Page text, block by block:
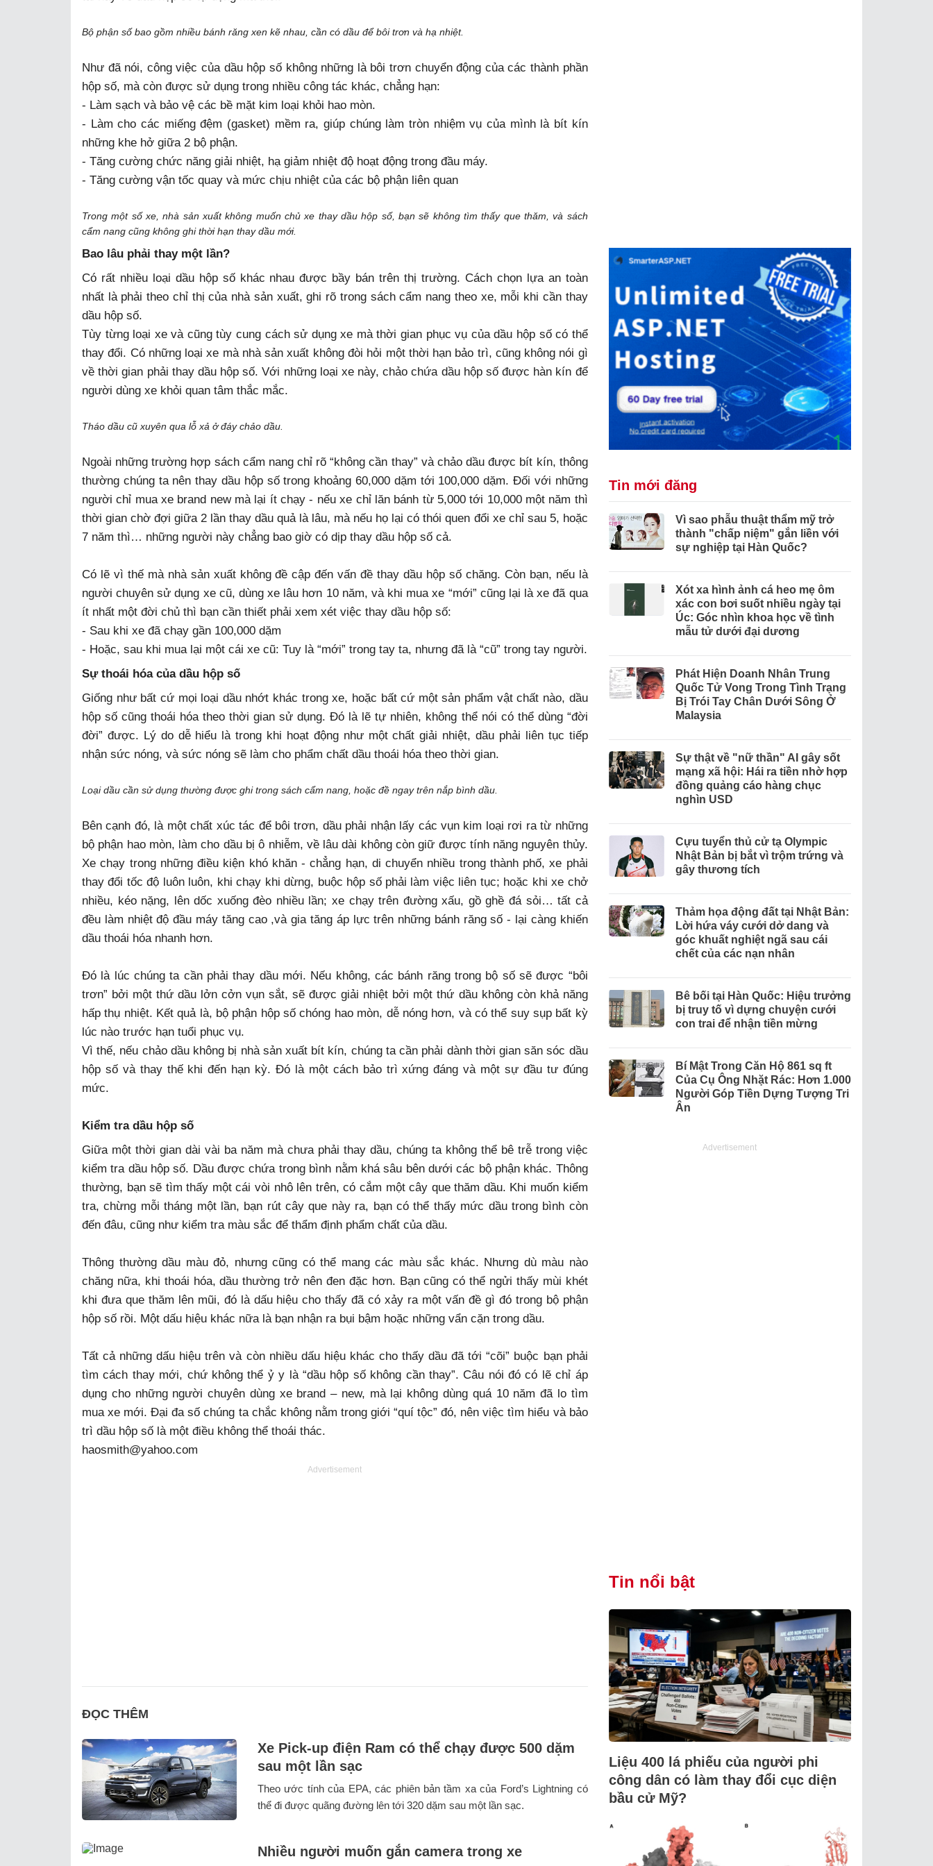
Bộ phận số bao gồm nhiều bánh răng xen kẽ nhau, cần có dầu để bôi trơn và hạ nhiệt.
Như đã nói, công việc của dầu hộp số không những là bôi trơn chuyển động của các thành phần
hộp số, mà còn được sử dụng trong nhiều công tác khác, chẳng hạn:
- Làm sạch và bảo vệ các bề mặt kim loại khỏi hao mòn.
- Làm cho các miếng đệm (gasket) mềm ra, giúp chúng làm tròn nhiệm vụ của mình là bít kín
những khe hở giữa 2 bộ phận.
- Tăng cường chức năng giải nhiệt, hạ giảm nhiệt độ hoạt động trong đầu máy.
- Tăng cường vận tốc quay và mức chịu nhiệt của các bộ phận liên quan
Trong một số xe, nhà sản xuất không muốn chủ xe thay dầu hộp số, bạn sẽ không tìm thấy que thăm, và sách
cẩm nang cũng không ghi thời hạn thay dầu mới.
Bao lâu phải thay một lần?
Có rất nhiều loại dầu hộp số khác nhau được bầy bán trên thị trường. Cách chọn lựa an toàn
nhất là phải theo chỉ thị của nhà sản xuất, ghi rõ trong sách cẩm nang theo xe, mỗi khi cần thay
dầu hộp số.
Tùy từng loại xe và cũng tùy cung cách sử dụng xe mà thời gian phục vụ của dầu hộp số có thể
thay đổi. Có những loại xe mà nhà sản xuất không đòi hỏi một thời hạn bảo trì, cũng không nói gì
về thời gian phải thay dầu hộp số. Với những loại xe này, chảo chứa dầu hộp số được hàn kín để
người dùng xe khỏi quan tâm thắc mắc.
Tháo dầu cũ xuyên qua lỗ xả ở đáy chảo dầu.
Ngoài những trường hợp sách cẩm nang chỉ rõ “không cần thay” và chảo dầu được bít kín, thông
thường chúng ta nên thay dầu hộp số trong khoảng 60,000 dặm tới 100,000 dặm. Đối với những
người chỉ mua xe brand new mà lại ít chạy - nếu xe chỉ lăn bánh từ 5,000 tới 10,000 một năm thì
thời gian chờ đợi giữa 2 lần thay dầu quả là lâu, mà nếu họ lại có thói quen đổi xe chỉ sau 5, hoặc
7 năm thì… những người này chẳng bao giờ có dịp thay dầu hộp số cả.
Có lẽ vì thế mà nhà sản xuất không đề cập đến vấn đề thay dầu hộp số chăng. Còn bạn, nếu là
người chuyên sử dụng xe cũ, dùng xe lâu hơn 10 năm, và khi mua xe “mới” cũng lại là xe đã qua
ít nhất một đời chủ thì bạn cần thiết phải xem xét việc thay dầu hộp số:
- Sau khi xe đã chạy gần 100,000 dặm
- Hoặc, sau khi mua lại một cái xe cũ: Tuy là “mới” trong tay ta, nhưng đã là “cũ” trong tay người.
Sự thoái hóa của dầu hộp số
Giống như bất cứ mọi loại dầu nhớt khác trong xe, hoặc bất cứ một sản phẩm vật chất nào, dầu
hộp số cũng thoái hóa theo thời gian sử dụng. Đó là lẽ tự nhiên, không thể nói có thể dùng “đời
đời” được. Lý do dễ hiểu là trong khi hoạt động như một chất giải nhiệt, dầu phải liên tục tiếp
nhận sức nóng, và sức nóng sẽ làm cho phẩm chất dầu thoái hóa theo thời gian.
Loại dầu cần sử dụng thường được ghi trong sách cẩm nang, hoặc đề ngay trên nắp bình dầu.
Bên cạnh đó, là một chất xúc tác để bôi trơn, dầu phải nhận lấy các vụn kim loại rơi ra từ những
bộ phận hao mòn, làm cho dầu bị ô nhiễm, về lâu dài không còn giữ được tính năng nguyên thủy.
Xe chạy trong những điều kiện khó khăn - chẳng hạn, di chuyển nhiều trong thành phố, xe phải
thay đổi tốc độ luôn luôn, khi chạy khi dừng, buộc hộp số phải làm việc liên tục; hoặc khi xe chở
nhiều, kéo nặng, lên dốc xuống đèo nhiều lần; xe chạy trên đường xấu, gồ ghề đá sỏi… tất cả
đều làm nhiệt độ đầu máy tăng cao ,và gia tăng áp lực trên những bánh răng số - lại càng khiến
dầu thoái hóa nhanh hơn.
Đó là lúc chúng ta cần phải thay dầu mới. Nếu không, các bánh răng trong bộ số sẽ được “bôi
trơn” bởi một thứ dầu lởn cởn vụn sắt, sẽ được giải nhiệt bởi một thứ dầu không còn khả năng
hấp thụ nhiệt. Kết quả là, bộ phận hộp số chóng hao mòn, dễ nóng hơn, và có thể suy sụp bất kỳ
lúc nào trước hạn tuổi phục vụ.
Vì thế, nếu chảo dầu không bị nhà sản xuất bít kín, chúng ta cần phải dành thời gian săn sóc dầu
hộp số và thay thế khi đến hạn kỳ. Đó là một cách bảo trì xứng đáng và một sự đầu tư đúng
mức.
Kiểm tra dầu hộp số
Giữa một thời gian dài vài ba năm mà chưa phải thay dầu, chúng ta không thể bê trễ trong việc
kiểm tra dầu hộp số. Dầu được chứa trong bình nằm khá sâu bên dưới các bộ phận khác. Thông
thường, bạn sẽ tìm thấy một cái vòi nhô lên trên, có cắm một cây que thăm dầu. Khi muốn kiểm
tra, chừng mỗi tháng một lần, bạn rút cây que này ra, bạn có thể thấy mức dầu trong bình còn
đến đâu, cũng như kiểm tra màu sắc để thẩm định phẩm chất của dầu.
Thông thường dầu màu đỏ, nhưng cũng có thể mang các màu sắc khác. Nhưng dù màu nào
chăng nữa, khi thoái hóa, dầu thường trở nên đen đặc hơn. Bạn cũng có thể ngửi thấy mùi khét
khi đưa que thăm lên mũi, đó là dấu hiệu cho thấy đã có xảy ra một vấn đề gì đó trong bộ phận
hộp số rồi. Một dấu hiệu khác nữa là bạn nhận ra bụi bậm hoặc những vẩn cặn trong dầu.
Tất cả những dấu hiệu trên và còn nhiều dấu hiệu khác cho thấy dầu đã tới “cõi” buộc bạn phải
tìm cách thay mới, chứ không thể ỷ y là “dầu hộp số không cần thay”. Câu nói đó có lẽ chỉ áp
dụng cho những người chuyên dùng xe brand – new, mà lại không dùng quá 10 năm đã lo tìm
mua xe mới. Đại đa số chúng ta chắc không nằm trong giới “quí tộc” đó, nên việc tìm hiểu và bảo
trì dầu hộp số là một điều không thể thoái thác.
haosmith@yahoo.com
Advertisement
ĐỌC THÊM
Xe Pick-up điện Ram có thể chạy được 500 dặm
sau một lần sạc
Theo ước tính của EPA, các phiên bản tầm xa của Ford’s Lightning có
thể đi được quãng đường lên tới 320 dặm sau một lần sạc.
Nhiều người muốn gắn camera trong xe
Tin mới đăng
Vì sao phẫu thuật thẩm mỹ trở
thành "chấp niệm" gắn liền với
sự nghiệp tại Hàn Quốc?
Xót xa hình ảnh cá heo mẹ ôm
xác con bơi suốt nhiều ngày tại
Úc: Góc nhìn khoa học về tình
mẫu tử dưới đại dương
Phát Hiện Doanh Nhân Trung
Quốc Tử Vong Trong Tình Trạng
Bị Trói Tay Chân Dưới Sông Ở
Malaysia
Sự thật về "nữ thần" AI gây sốt
mạng xã hội: Hái ra tiền nhờ hợp
đồng quảng cáo hàng chục
nghìn USD
Cựu tuyển thủ cử tạ Olympic
Nhật Bản bị bắt vì trộm trứng và
gây thương tích
Thảm họa động đất tại Nhật Bản:
Lời hứa váy cưới dở dang và
góc khuất nghiệt ngã sau cái
chết của các nạn nhân
Bê bối tại Hàn Quốc: Hiệu trưởng
bị truy tố vì dựng chuyện cưới
con trai để nhận tiền mừng
Bí Mật Trong Căn Hộ 861 sq ft
Của Cụ Ông Nhặt Rác: Hơn 1.000
Người Góp Tiền Dựng Tượng Tri
Ân
Advertisement
Tin nổi bật
Liệu 400 lá phiếu của người phi
công dân có làm thay đổi cục diện
bầu cử Mỹ?